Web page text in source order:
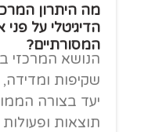
מה היתרון
הדיגיטלי על
המסורתיים?
הנושא המרכזי
שקיפות
יעד בצורה
תוצאות